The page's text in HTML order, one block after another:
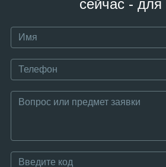
сейчас -